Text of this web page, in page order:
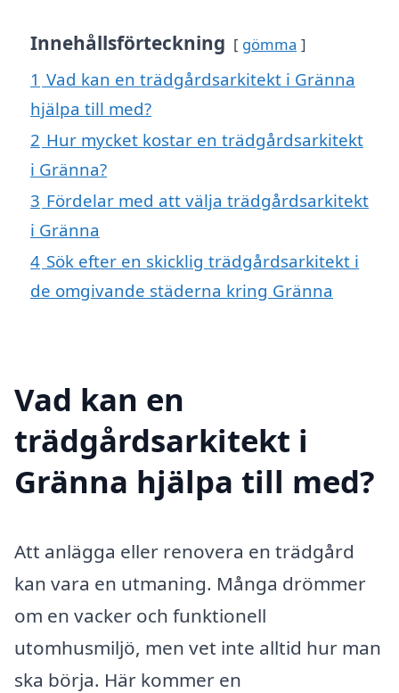
Innehållsförteckning gömma
1 Vad kan en trädgårdsarkitekt i Gränna
hjälpa till med?
2 Hur mycket kostar en trädgårdsarkitekt
i Gränna?
3 Fördelar med att välja trädgårdsarkitekt
i Gränna
4 Sök efter en skicklig trädgårdsarkitekt i
de omgivande städerna kring Gränna
Vad kan en
trädgårdsarkitekt i
Gränna hjälpa till med?
Att anlägga eller renovera en trädgård
kan vara en utmaning. Många drömmer
om en vacker och funktionell
utomhusmiljö, men vet inte alltid hur man
ska börja. Här kommer en